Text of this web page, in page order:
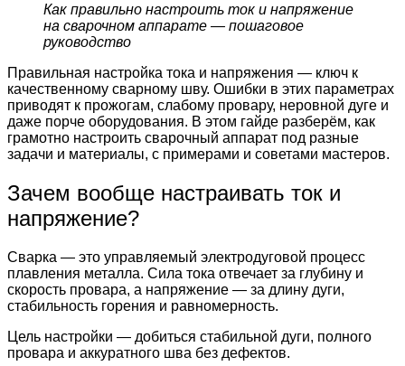
Как правильно настроить ток и напряжение
на сварочном аппарате — пошаговое
руководство
Правильная настройка тока и напряжения — ключ к
качественному сварному шву. Ошибки в этих параметрах
приводят к прожогам, слабому провару, неровной дуге и
даже порче оборудования. В этом гайде разберём, как
грамотно настроить сварочный аппарат под разные
задачи и материалы, с примерами и советами мастеров.
Зачем вообще настраивать ток и
напряжение?
Сварка — это управляемый электродуговой процесс
плавления металла. Сила тока отвечает за глубину и
скорость провара, а напряжение — за длину дуги,
стабильность горения и равномерность.
Цель настройки — добиться стабильной дуги, полного
провара и аккуратного шва без дефектов.